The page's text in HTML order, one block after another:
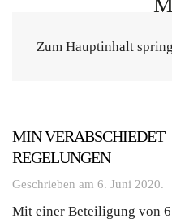
Zum Hauptinhalt
MIN VERABSCHIEDET
REGELUNGEN
Geschrieben am 6. Juni 2020.
Mit einer Beteiligung von